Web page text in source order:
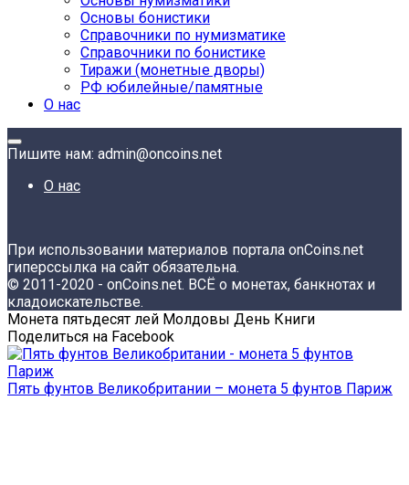
Основы бонистики
Справочники по нумизматике
Справочники по бонистике
Тиражи (монетные дворы)
РФ юбилейные/памятные
О нас
Пишите нам: admin@oncoins.net
О нас
При использовании материалов портала onCoins.net
гиперссылка на сайт обязательна.
© 2011-2020 - onCoins.net. ВСЁ о монетах, банкнотах и
кладоискательстве.
Монета пятьдесят лей Молдовы День Книги
Поделиться на Facebook
Пять фунтов Великобритании – монета 5 фунтов Париж